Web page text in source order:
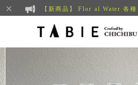
【新商品】 Flor al Water 各種